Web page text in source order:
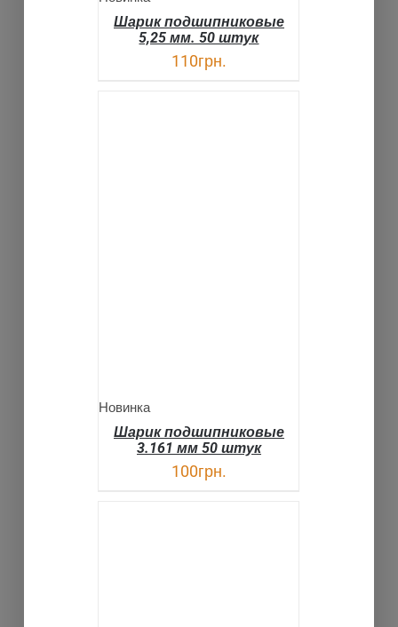
Шарик подшипниковые
5,25 мм. 50 штук
110грн.
Новинка
Шарик подшипниковые
3.161 мм 50 штук
100грн.